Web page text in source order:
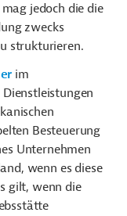
jedoch die die
zwecks
strukturieren.
im
Besteuerung
Unternehmen
wenn es diese
gilt, wenn die